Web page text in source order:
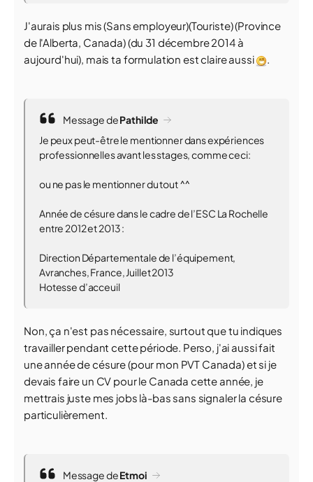
J'aurais plus mis (Sans employeur)(Touriste) (Province
de l'Alberta, Canada) (du 31 décembre 2014 à
aujourd'hui), mais ta formulation est claire aussi
.
Message dePathilde
Je peux peut-être le mentionner dans expériences
professionnelles avant les stages, comme ceci:
ou ne pas le mentionner du tout ^^
Année de césure dans le cadre de l’ESC La Rochelle
entre 2012 et 2013 :
Direction Départementale de l’équipement,
Avranches, France, Juillet 2013
Hotesse d’acceuil
Non, ça n'est pas nécessaire, surtout que tu indiques
travailler pendant cette période. Perso, j'ai aussi fait
une année de césure (pour mon PVT Canada) et si je
devais faire un CV pour le Canada cette année, je
mettrais juste mes jobs là-bas sans signaler la césure
particulièrement.
Message deEtmoi